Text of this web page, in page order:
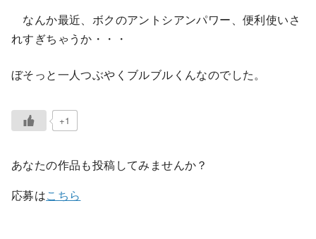
なんか最近、ボクのアントシアンパワー、便利使いさ
れすぎちゃうか・・・
ぼそっと一人つぶやくブルブルくんなのでした。
+1
あなたの作品も投稿してみませんか？
応募はこちら